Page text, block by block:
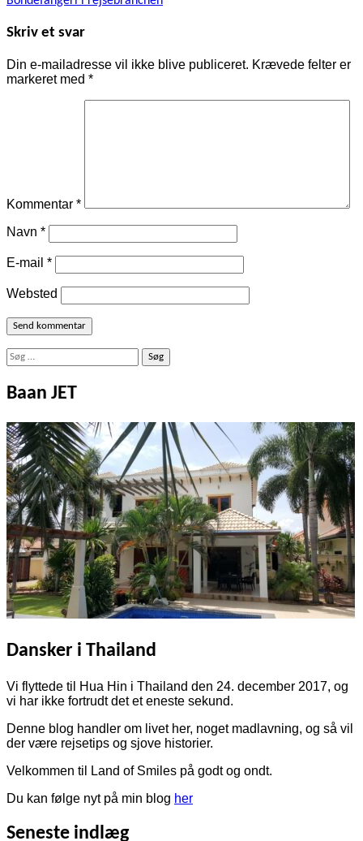
Skriv et svar
Din e-mailadresse vil ikke blive publiceret. Krævede felter er
markeret med *
Kommentar *
Navn *
E-mail *
Websted
Søg
Baan JET
Dansker i Thailand
Vi flyttede til Hua Hin i Thailand den 24. december 2017, og
vi har ikke fortrudt det et eneste sekund.
Denne blog handler om livet her, noget madlavning, og så vil
der være rejsetips og sjove historier.
Velkommen til Land of Smiles på godt og ondt.
Du kan følge nyt på min blog her
Seneste indlæg